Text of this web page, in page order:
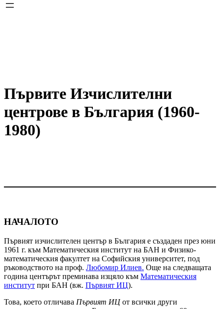
Първите Изчислителни
центрове в България (1960-
1980)
НАЧАЛОТО
Първият изчислителен център в България е създаден през юни
1961 г. към Математическия институт на БАН и Физико-
математическия факултет на Софийския университет, под
ръководството на проф. Любомир Илиев. Още на следващата
година центърът преминава изцяло към Математическия
институт при БАН (вж. Първият ИЦ).
Това, което отличава Първият ИЦот всички други